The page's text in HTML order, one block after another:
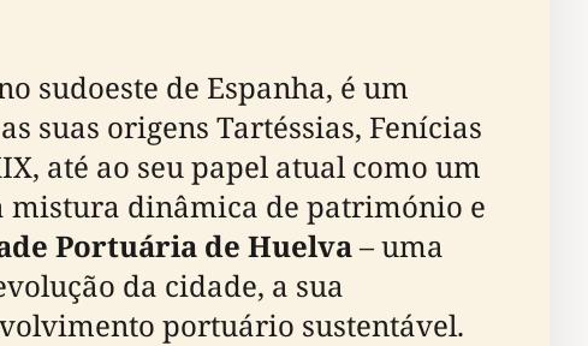
sudoeste de Espanha, é um
suas origens Tartéssias, Fenícias
até ao seu papel atual como um
mistura dinâmica de património e
Portuária de Huelva– uma
da cidade, a sua
portuário sustentável.